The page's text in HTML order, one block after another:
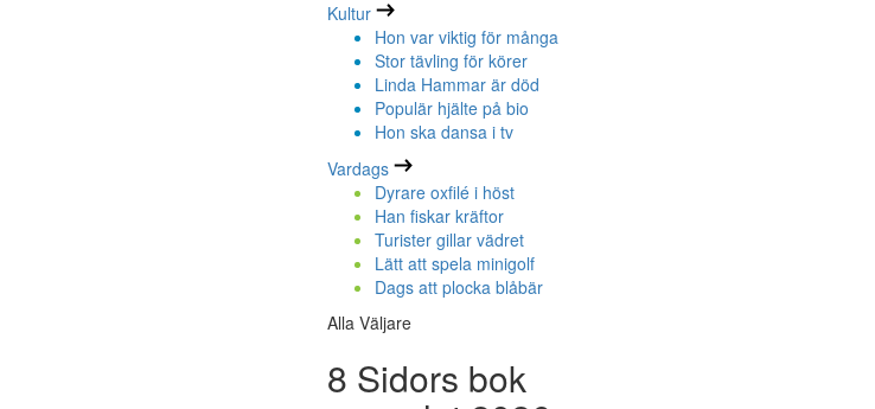
Kultur
Hon var viktig för många
Stor tävling för körer
Linda Hammar är död
Populär hjälte på bio
Hon ska dansa i tv
Vardags
Dyrare oxfilé i höst
Han fiskar kräftor
Turister gillar vädret
Lätt att spela minigolf
Dags att plocka blåbär
Alla Väljare
8 Sidors bok